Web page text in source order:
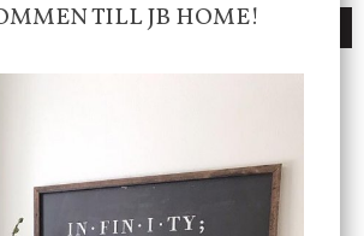
OCKSÅ ÄR INTRESSERAD AV
TILL JB HOME!